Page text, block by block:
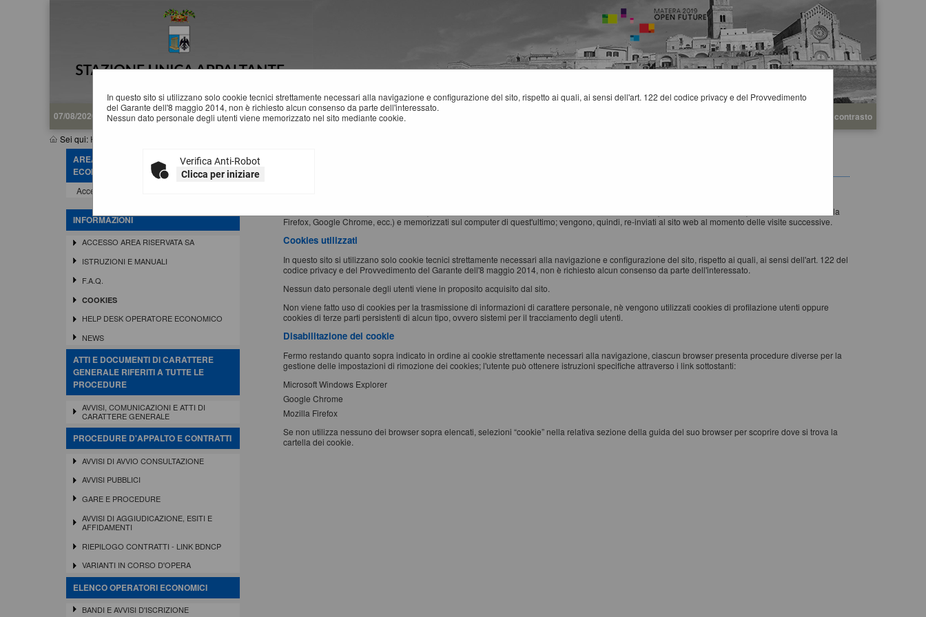
07/08/2026 23:26 Alto contrasto
Sei qui: Home
In questo sito si utilizzano solo cookie tecnici strettamente necessari alla navigazione e configurazione del sito, rispetto ai quali, ai sensi dell'art. 122 del codice privacy e del Provvedimento
del Garante dell'8 maggio 2014, non è richiesto alcun consenso da parte dell'interessato.
Nessun dato personale degli utenti viene memorizzato nel sito mediante cookie.
Verifica Anti-Robot
Clicca per iniziare
AREA RISERVATA OPERATORE
ECONOMICO
Accedi - Registrati
INFORMAZIONI
ACCESSO AREA RISERVATA SA
ISTRUZIONI E MANUALI
F.A.Q.
COOKIES
HELP DESK OPERATORE ECONOMICO
NEWS
ATTI E DOCUMENTI DI CARATTERE
GENERALE RIFERITI A TUTTE LE
PROCEDURE
AVVISI, COMUNICAZIONI E ATTI DI
CARATTERE GENERALE
PROCEDURE D'APPALTO E CONTRATTI
AVVISI DI AVVIO CONSULTAZIONE
AVVISI PUBBLICI
GARE E PROCEDURE
AVVISI DI AGGIUDICAZIONE, ESITI E
AFFIDAMENTI
RIEPILOGO CONTRATTI - LINK BDNCP
VARIANTI IN CORSO D'OPERA
ELENCO OPERATORI ECONOMICI
BANDI E AVVISI D'ISCRIZIONE
I cookie sono inviati da un server web (che è il computer sul quale è in esecuzione il sito web visitato) al browser dell'utente (Internet Explorer, Mozilla
Firefox, Google Chrome, ecc.) e memorizzati sul computer di quest'ultimo; vengono, quindi, re-inviati al sito web al momento delle visite successive.
Cookies utilizzati
In questo sito si utilizzano solo cookie tecnici strettamente necessari alla navigazione e configurazione del sito, rispetto ai quali, ai sensi dell'art. 122 del
codice privacy e del Provvedimento del Garante dell'8 maggio 2014, non è richiesto alcun consenso da parte dell'interessato.
Nessun dato personale degli utenti viene in proposito acquisito dal sito.
Non viene fatto uso di cookies per la trasmissione di informazioni di carattere personale, nè vengono utilizzati cookies di profilazione utenti oppure
cookies di terze parti persistenti di alcun tipo, ovvero sistemi per il tracciamento degli utenti.
Disabilitazione dei cookie
Fermo restando quanto sopra indicato in ordine ai cookie strettamente necessari alla navigazione, ciascun browser presenta procedure diverse per la
gestione delle impostazioni di rimozione dei cookies; l'utente può ottenere istruzioni specifiche attraverso i link sottostanti:
Microsoft Windows Explorer
Google Chrome
Mozilla Firefox
Se non utilizza nessuno dei browser sopra elencati, selezioni “cookie” nella relativa sezione della guida del suo browser per scoprire dove si trova la
cartella dei cookie.